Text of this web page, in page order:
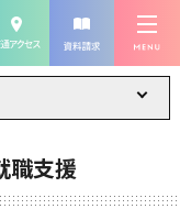
職支援